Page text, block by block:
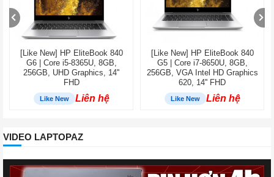
[Like New] HP EliteBook 840
G6 | Core i5-8365U, 8GB,
256GB, UHD Graphics, 14''
FHD
Like New Liên hệ
[Like New] HP EliteBook 840
G5 | Core i7-8650U, 8GB,
256GB, VGA Intel HD Graphics
620, 14'' FHD
Like New Liên hệ
VIDEO LAPTOPAZ